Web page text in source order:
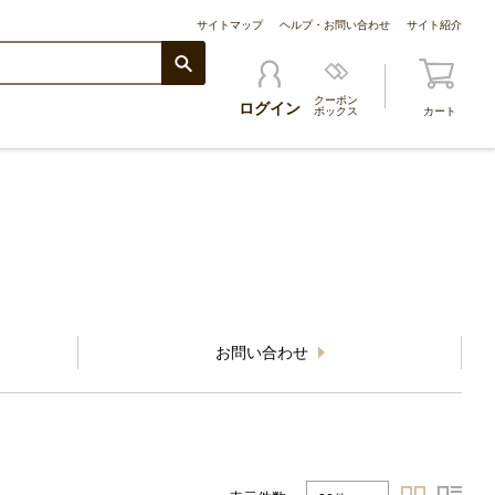
サイトマップ ヘルプ・お問い合わせ サイト紹介
ログイン
クーポン
ボックス
カート
お問い合わせ